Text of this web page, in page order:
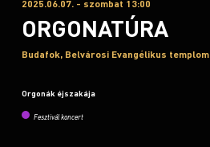
2025.06.07. - szombat 13:00
ORGONATÚRA
Budafok, Belvárosi Evangélikus templom
Orgonák éjszakája
Fesztivál koncert